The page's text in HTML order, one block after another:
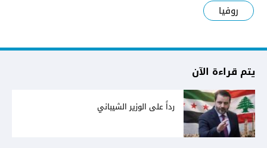
روفيا
يتم قراءة الآن
رداً على الوزير الشيباني